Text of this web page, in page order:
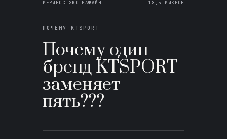
МЕРИНОС ЭКСТРАФАЙН 18,5 МИКРОН
ПОЧЕМУ KTSPORT
Почему один
бренд KTSPORT
заменяет
пять???